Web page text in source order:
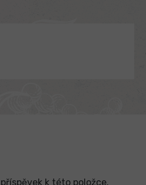
k této položce.